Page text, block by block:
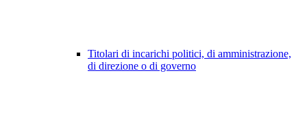
Titolari di incarichi politici, di amministrazione,
di direzione o di governo